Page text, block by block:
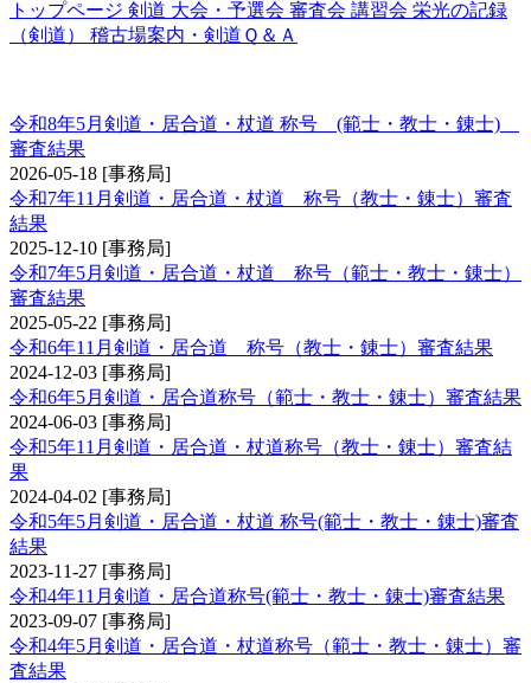
トップページ 剣道 大会・予選会 審査会 講習会 栄光の記録
（剣道） 稽古場案内・剣道Ｑ＆Ａ
令和8年5月剣道・居合道・杖道 称号 (範士・教士・錬士)
審査結果
2026-05-18 [事務局]
令和7年11月剣道・居合道・杖道 称号（教士・錬士）審査
結果
2025-12-10 [事務局]
令和7年5月剣道・居合道・杖道 称号（範士・教士・錬士）
審査結果
2025-05-22 [事務局]
令和6年11月剣道・居合道 称号（教士・錬士）審査結果
2024-12-03 [事務局]
令和6年5月剣道・居合道称号（範士・教士・錬士）審査結果
2024-06-03 [事務局]
令和5年11月剣道・居合道・杖道称号（教士・錬士）審査結
果
2024-04-02 [事務局]
令和5年5月剣道・居合道・杖道 称号(範士・教士・錬士)審査
結果
2023-11-27 [事務局]
令和4年11月剣道・居合道称号(範士・教士・錬士)審査結果
2023-09-07 [事務局]
令和4年5月剣道・居合道・杖道称号（範士・教士・錬士）審
査結果